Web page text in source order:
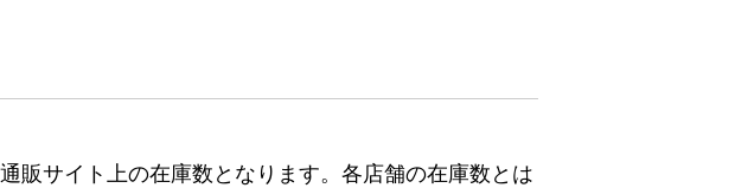
販サイト上の在庫数となります。各店舗の在庫数とは